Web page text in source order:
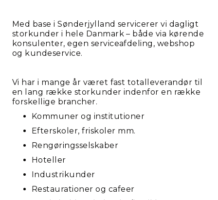
Med base i Sønderjylland servicerer vi dagligt
storkunder i hele Danmark – både via kørende
konsulenter, egen serviceafdeling, webshop
og kundeservice.
Vi har i mange år været fast totalleverandør til
en lang række storkunder indenfor en række
forskellige brancher.
Kommuner og institutioner
Efterskoler, friskoler mm.
Rengøringsselskaber
Hoteller
Industrikunder
Restaurationer og cafeer